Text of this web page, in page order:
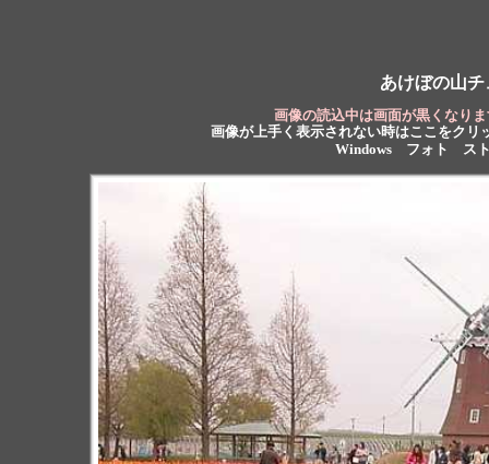
あけぼの山チ
画像の読込中は画面が黒くな
画像が上手く表示されない時はここをクリ
Windows フォト スト